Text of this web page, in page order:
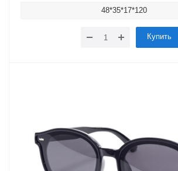
48*35*17*120
Купить